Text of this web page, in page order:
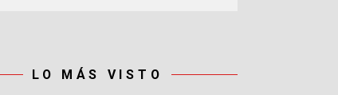
LO MÁS VISTO